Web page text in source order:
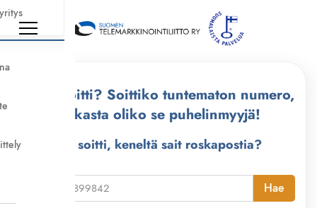
Kuka soitti? Soittiko tuntematon numero,
tarkasta oliko se puhelinmyyjä!
Kuka soitti, keneltä sait roskapostia?
Hae